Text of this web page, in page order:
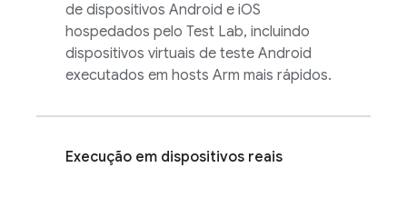
de dispositivos Android e iOS
hospedados pelo Test Lab, incluindo
dispositivos virtuais de teste Android
executados em hosts Arm mais rápidos.
Execução em dispositivos reais